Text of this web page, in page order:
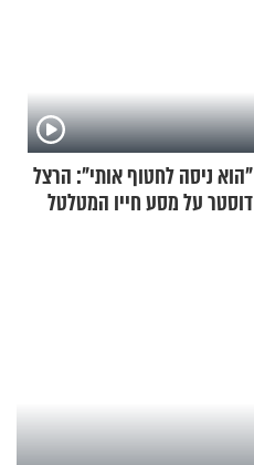
"הוא ניסה לחטוף אותי": הרצל
דוסטר על מסע חייו המטלטל